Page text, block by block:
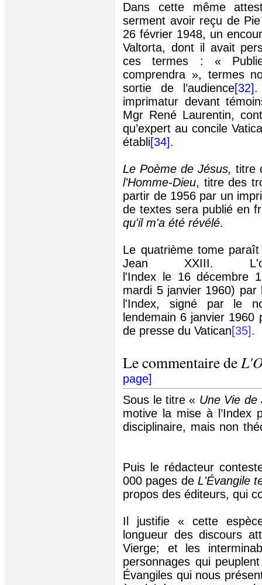
Dans cette même
serment avoir reçu de
26 février 1948, un
Valtorta, dont il avait
ces termes : «
comprendra », termes
sortie de l’audience[32].
imprimatur devant
Mgr René Laurentin,
qu’expert au concile
établi[34].
Le Poème de Jésus, titre
l'Homme-Dieu, titre des
partir de 1956 par un
de textes sera publié en
qu'il m'a été révélé.
Le quatrième tome
Jean XXIII.
l'Index le 16 décembre
mardi 5 janvier 1960)
l'Index, signé par le
lendemain 6 janvier 1960
de presse du Vatican[35].
Le commentaire de
page]
Sous le titre « Une Vie de
motive la mise à l’Index
disciplinaire, mais non
Puis le rédacteur
000 pages de L'Évangile
propos des éditeurs, qui
Il justifie « cette
longueur des discours
Vierge; et les
personnages qui
Évangiles qui nous